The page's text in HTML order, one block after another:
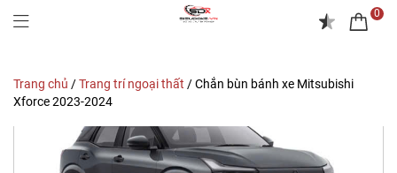
0
Trang chủ /Trang trí ngoại thất /Chắn bùn bánh xe Mitsubishi
Xforce 2023-2024